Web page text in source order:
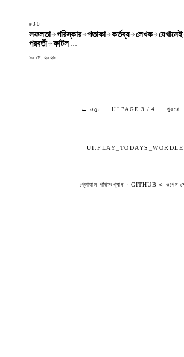
#30
সফলতা পরিস্কার পতাকা কর্তব্য লেখক যেখানেই
পরবর্তী
ফাটল …
১০ মে, ২০২৬
← নতুন UI.PAGE 3 / 4 পুরনো
UI.PLAY_TODAYS_WORDLE
গ্লোবাল পরিসংখ্যান · GITHUB-এ ওপেন